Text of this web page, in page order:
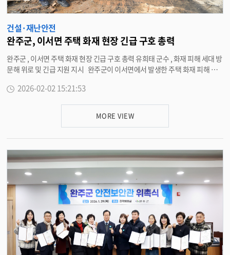
건설·재난안전
완주군, 이서면 주택 화재 현장 긴급 구호 총력
완주군 , 이서면 주택 화재 현장 긴급 구호 총력 유희태 군수 , 화재 피해 세대 방
문해 위로 및 긴급 지원 지시 완주군이 이서면에서 발생한 주택 화재 피해 가
30 일 완주군에 따르면 지난 29 일 오후 8 시 49 분경 이서면 이성리 원이성 마
대책 마련을 지시했다 . 완주군은 즉시 원이성경로당에 임시거주지를 마련해
피해 주민들의 생활 불편을 최소화했으며 , 긴급구호물품 전달과 함께 긴급생
활지원금 등 공적 지원 방안을 다각도로 검토하고 있다 . 유희태 완주군수는 “
갑작스러운 화재로 삶의 터전을 잃은 주민의 상실감이 매우 클 것 ” 이라며 “ 특
히 장애인 세대가 일상으로 빠르게 복귀할 수 있도록 주거 안정과 긴급 지원에
최선을 다하겠다 ” 고 밝혔다 . 한편 , 완주군은 동절기 화재 예방을 위해 마을
별 소각 행위 금지 및 안전 수칙 홍보를 강화할 방침이다 . <담당부서 재난안전
과 290-2905>
2026-02-02 15:21:53
MORE VIEW